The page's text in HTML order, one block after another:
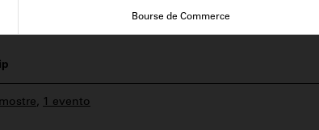
Bourse de Commerce
, 1 evento